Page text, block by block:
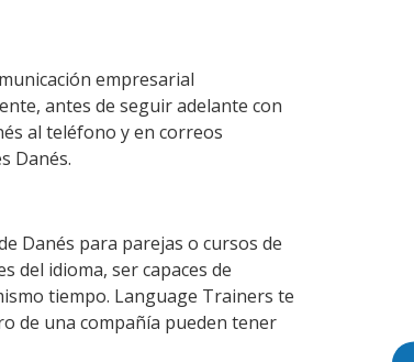
empresarial
antes de seguir adelante con
al teléfono y en correos
Danés.
Danés para parejas o cursos de
del idioma, ser capaces de
tiempo. Language Trainers te
de una compañía pueden tener